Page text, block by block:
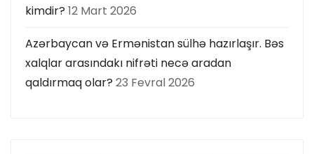
kimdir? 12 Mart 2026
Azərbaycan və Ermənistan sülhə hazırlaşır. Bəs
xalqlar arasındakı nifrəti necə aradan
qaldırmaq olar? 23 Fevral 2026